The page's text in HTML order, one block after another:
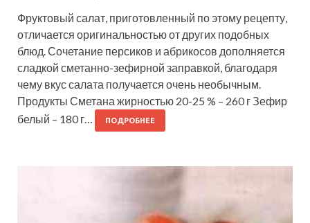
Фруктовый салат, приготовленный по этому рецепту,
отличается оригинальностью от других подобных
блюд. Сочетание персиков и абрикосов дополняется
сладкой сметанно-зефирной заправкой, благодаря
чему вкус салата получается очень необычным.
Продукты Сметана жирностью 20-25 % – 260 г Зефир
белый – 180 г…
ПОДРОБНЕЕ